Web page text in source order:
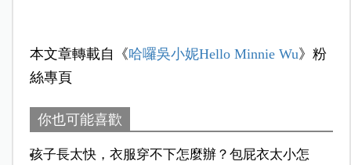
本文章轉載自《哈囉吳小妮Hello Minnie Wu》粉
絲專頁
你也可能喜歡
孩子長太快，衣服穿不下怎麼辦？包屁衣太小怎